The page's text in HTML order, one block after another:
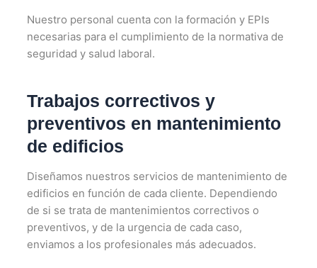
Nuestro personal cuenta con la formación y EPIs
necesarias para el cumplimiento de la normativa de
seguridad y salud laboral.
Trabajos correctivos y
preventivos en mantenimiento
de edificios
Diseñamos nuestros servicios de mantenimiento de
edificios en función de cada cliente. Dependiendo
de si se trata de mantenimientos correctivos o
preventivos, y de la urgencia de cada caso,
enviamos a los profesionales más adecuados.